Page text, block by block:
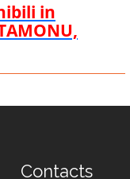
in
Contacts